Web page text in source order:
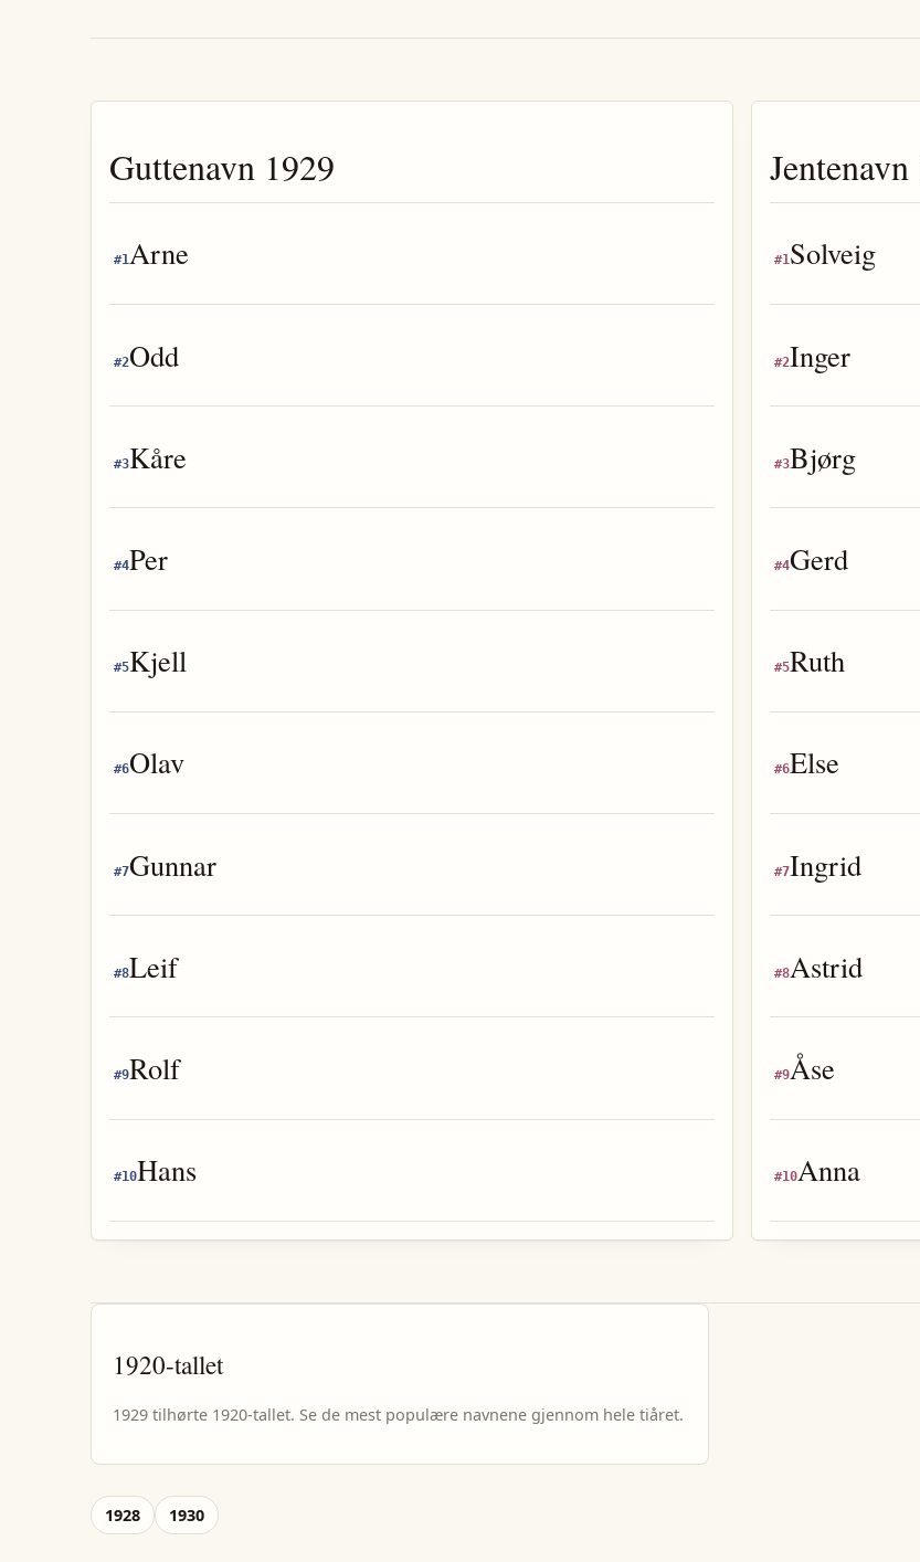
Guttenavn 1929
#1Arne
#2Odd
#3Kåre
#4Per
#5Kjell
#6Olav
#7Gunnar
#8Leif
#9Rolf
#10Hans
Jentenavn
#1Solveig
#2Inger
#3Bjørg
#4Gerd
#5Ruth
#6Else
#7Ingrid
#8Astrid
#9Åse
#10Anna
1920-tallet
1929 tilhørte 1920-tallet. Se de mest populære navnene gjennom hele tiåret.
1928 1930